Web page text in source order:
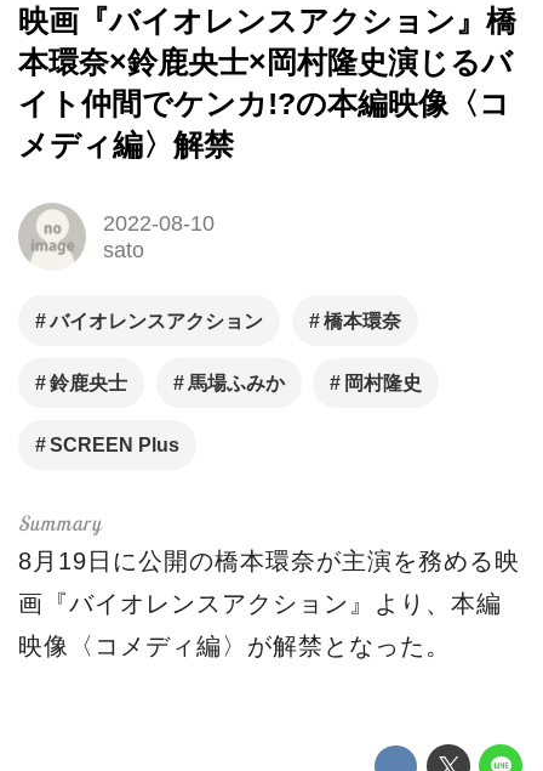
映画『バイオレンスアクション』橋
本環奈×鈴鹿央士×岡村隆史演じるバ
イト仲間でケンカ!?の本編映像〈コ
メディ編〉解禁
2022-08-10
sato
バイオレンスアクション 橋本環奈
鈴鹿央士 馬場ふみか 岡村隆史
SCREEN Plus
8月19日に公開の橋本環奈が主演を務める映
画『バイオレンスアクション』より、本編
映像〈コメディ編〉が解禁となった。